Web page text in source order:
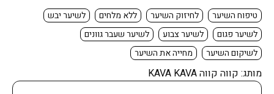
טיפוח השיער לחיזוק השיער ללא מלחים
לשיער יבש
לשיער פגום
לשיער צבוע
לשיער שעבר גוונים
לשיקום השיער
מחייה את השיער
מותג: קווה קווה KAVA KAVA